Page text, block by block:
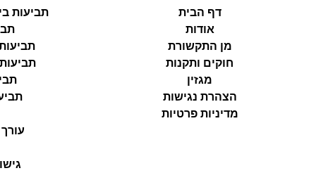
דף הבית
אודות
מן התקשורת
חוקים ותקנות
מגזין
הצהרת נגישות
מדיניות פרטיות
תביעות